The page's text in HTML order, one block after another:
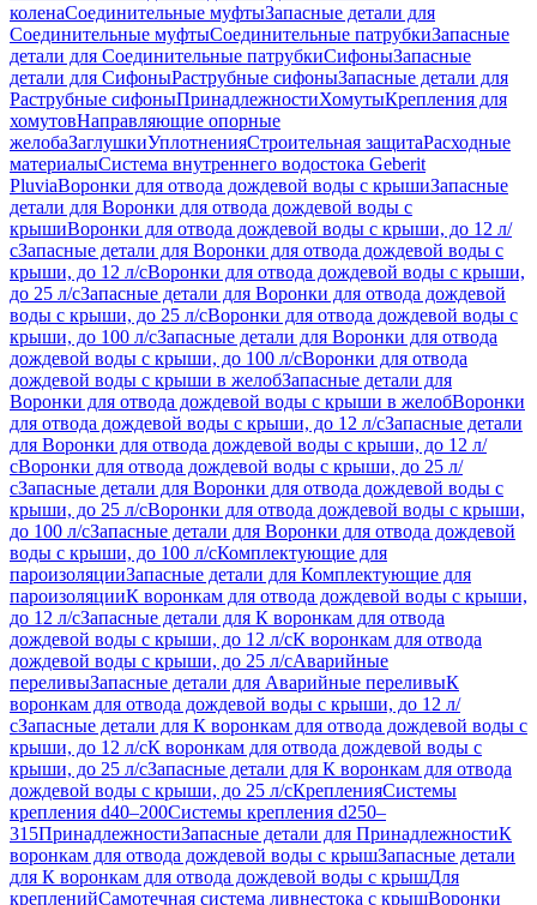
коленаСоединительные муфтыЗапасные детали для
Соединительные муфтыСоединительные патрубкиЗапасные
детали для Соединительные патрубкиСифоныЗапасные
детали для СифоныРаструбные сифоныЗапасные детали для
Раструбные сифоныПринадлежностиХомутыКрепления для
хомутовНаправляющие опорные
желобаЗаглушкиУплотненияСтроительная защитаРасходные
материалыСистема внутреннего водостока Geberit
PluviaВоронки для отвода дождевой воды с крышиЗапасные
детали для Воронки для отвода дождевой воды с
крышиВоронки для отвода дождевой воды с крыши, до 12 л/
сЗапасные детали для Воронки для отвода дождевой воды с
крыши, до 12 л/сВоронки для отвода дождевой воды с крыши,
до 25 л/сЗапасные детали для Воронки для отвода дождевой
воды с крыши, до 25 л/сВоронки для отвода дождевой воды с
крыши, до 100 л/сЗапасные детали для Воронки для отвода
дождевой воды с крыши, до 100 л/сВоронки для отвода
дождевой воды с крыши в желобЗапасные детали для
Воронки для отвода дождевой воды с крыши в желобВоронки
для отвода дождевой воды с крыши, до 12 л/сЗапасные детали
для Воронки для отвода дождевой воды с крыши, до 12 л/
сВоронки для отвода дождевой воды с крыши, до 25 л/
сЗапасные детали для Воронки для отвода дождевой воды с
крыши, до 25 л/сВоронки для отвода дождевой воды с крыши,
до 100 л/сЗапасные детали для Воронки для отвода дождевой
воды с крыши, до 100 л/сКомплектующие для
пароизоляцииЗапасные детали для Комплектующие для
пароизоляцииК воронкам для отвода дождевой воды с крыши,
до 12 л/сЗапасные детали для К воронкам для отвода
дождевой воды с крыши, до 12 л/сК воронкам для отвода
дождевой воды с крыши, до 25 л/сАварийные
переливыЗапасные детали для Аварийные переливыК
воронкам для отвода дождевой воды с крыши, до 12 л/
сЗапасные детали для К воронкам для отвода дождевой воды с
крыши, до 12 л/сК воронкам для отвода дождевой воды с
крыши, до 25 л/сЗапасные детали для К воронкам для отвода
дождевой воды с крыши, до 25 л/сКрепленияСистемы
крепления d40–200Системы крепления d250–
315ПринадлежностиЗапасные детали для ПринадлежностиК
воронкам для отвода дождевой воды с крышЗапасные детали
для К воронкам для отвода дождевой воды с крышДля
крепленийСамотечная система ливнестока с крышВоронки